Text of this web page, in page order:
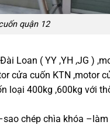
quận 12
Loan ( YY ,YH ,JG )
cửa cuốn KTN ,motor
loại 400kg ,600kg với
chép chìa khóa